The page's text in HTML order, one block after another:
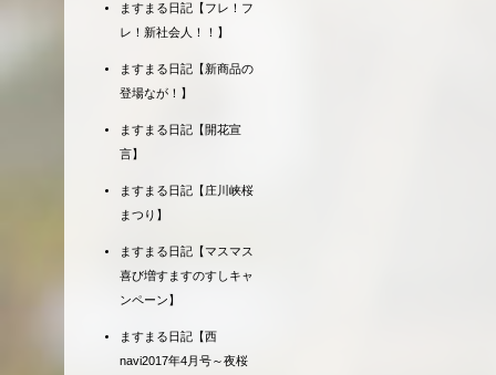
ますまる日記【フレ！フ
レ！新社会人！！】
ますまる日記【新商品の
登場なが！】
ますまる日記【開花宣
言】
ますまる日記【庄川峡桜
まつり】
ますまる日記【マスマス
喜び増すますのすしキャ
ンペーン】
ますまる日記【西
navi2017年4月号～夜桜